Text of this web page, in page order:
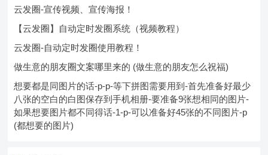
云发圈-宣传视频、宣传海报！
【云发圈】自动定时发圈系统（视频教程）
云发圈-自动定时发圈使用教程！
做生意的朋友圈文案哪里来的 (做生意的朋友怎么祝福)
想要都是同图片的话-p-p-等下拼图需要用到-首先准备好最少
八张的空白的白图保存到手机相册-要准备9张想相同的图片-
如果想要图片都不同得话-1-p-可以准备好45张的不同图片-p
(都想要的图片)